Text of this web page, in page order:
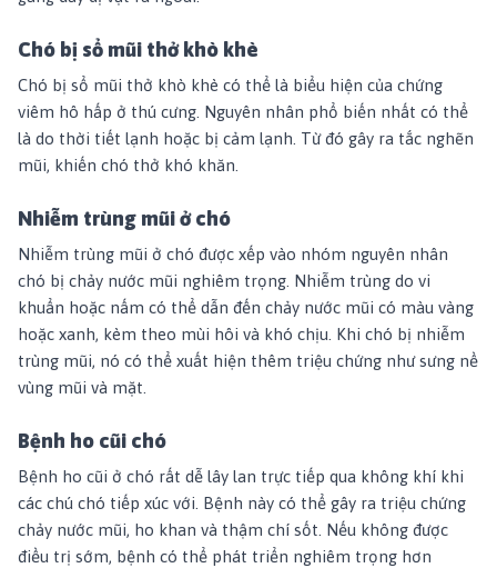
Chó bị sổ mũi thở khò khè
Chó bị sổ mũi thở khò khè có thể là biểu hiện của chứng
viêm hô hấp ở thú cưng. Nguyên nhân phổ biến nhất có thể
là do thời tiết lạnh hoặc bị cảm lạnh. Từ đó gây ra tắc nghẽn
mũi, khiến chó thở khó khăn.
Nhiễm trùng mũi ở chó
Nhiễm trùng mũi ở chó được xếp vào nhóm nguyên nhân
chó bị chảy nước mũi nghiêm trọng. Nhiễm trùng do vi
khuẩn hoặc nấm có thể dẫn đến chảy nước mũi có màu vàng
hoặc xanh, kèm theo mùi hôi và khó chịu. Khi chó bị nhiễm
trùng mũi, nó có thể xuất hiện thêm triệu chứng như sưng nề
vùng mũi và mặt.
Bệnh ho cũi chó
Bệnh ho cũi ở chó rất dễ lây lan trực tiếp qua không khí khi
các chú chó tiếp xúc với. Bệnh này có thể gây ra triệu chứng
chảy nước mũi, ho khan và thậm chí sốt. Nếu không được
điều trị sớm, bệnh có thể phát triển nghiêm trọng hơn